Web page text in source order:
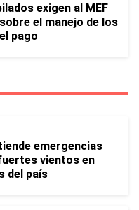
exigen al MEF
el manejo de los
pago
emergencias
vientos en
del país